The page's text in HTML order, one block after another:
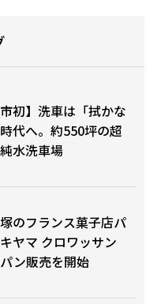
市初】洗車は「拭かな
代へ。約550坪の超
水洗車場
のフランス菓子店パ
ヤマ クロワッサン
ン販売を開始